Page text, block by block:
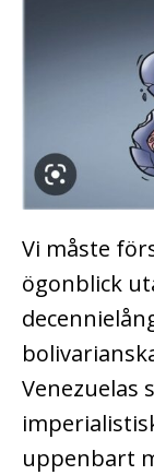
Vi måste
ögonblick
Venezuelas
uppenbart